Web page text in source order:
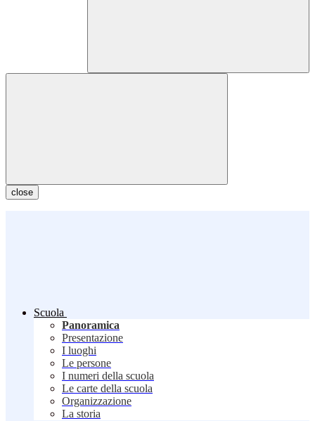
close
Scuola
Panoramica
Presentazione
I luoghi
Le persone
I numeri della scuola
Le carte della scuola
Organizzazione
La storia